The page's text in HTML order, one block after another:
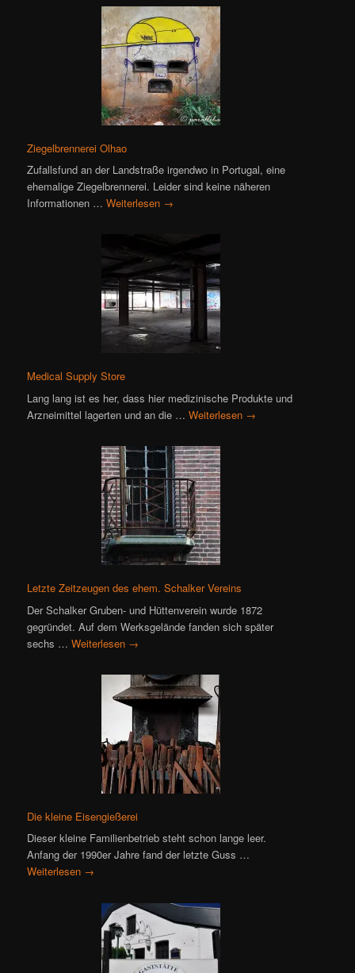
Ziegelbrennerei Olhao
Zufallsfund an der Landstraße irgendwo in Portugal, eine
ehemalige Ziegelbrennerei. Leider sind keine näheren
Informationen …Weiterlesen →
Medical Supply Store
Lang lang ist es her, dass hier medizinische Produkte und
Arzneimittel lagerten und an die …Weiterlesen →
Letzte Zeitzeugen des ehem. Schalker Vereins
Der Schalker Gruben- und Hüttenverein wurde 1872
gegründet. Auf dem Werksgelände fanden sich später
sechs …Weiterlesen →
Die kleine Eisengießerei
Dieser kleine Familienbetrieb steht schon lange leer.
Anfang der 1990er Jahre fand der letzte Guss …
Weiterlesen →